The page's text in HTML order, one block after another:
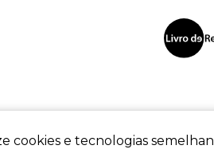
cookies e tecnologias